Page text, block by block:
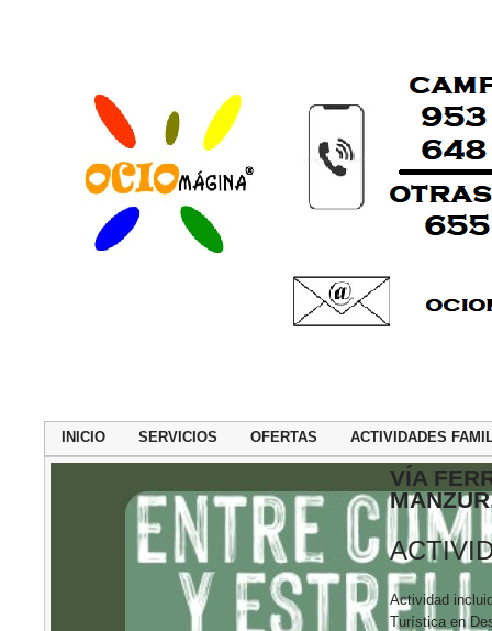
INICIO SERVICIOS OFERTAS ACTIVIDADES
VÍA
Actividad
Turística en